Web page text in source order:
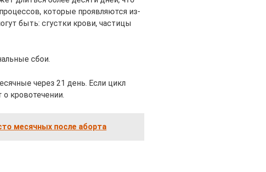
которые проявляются из-
быть: сгустки крови, частицы
сбои.
через 21 день. Если цикл
о кровотечении.
месячных после аборта